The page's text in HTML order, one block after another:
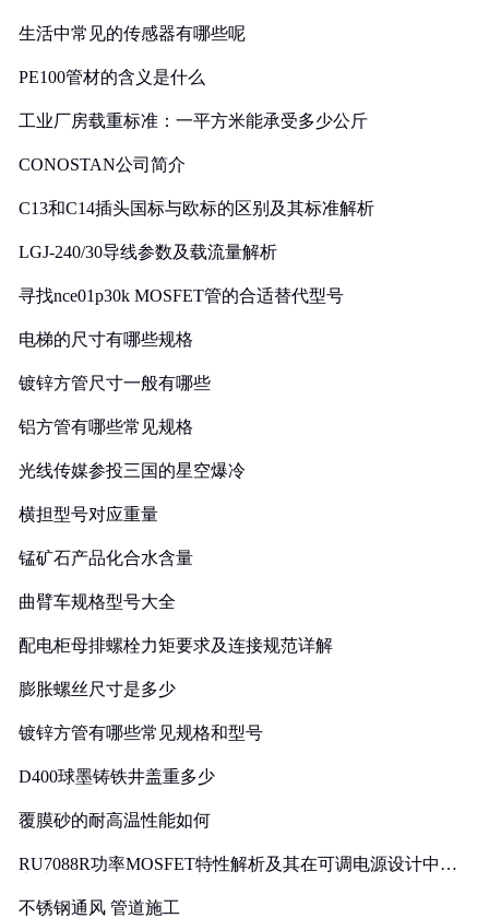
生活中常见的传感器有哪些呢
PE100管材的含义是什么
工业厂房载重标准：一平方米能承受多少公斤
CONOSTAN公司简介
C13和C14插头国标与欧标的区别及其标准解析
LGJ-240/30导线参数及载流量解析
寻找nce01p30k MOSFET管的合适替代型号
电梯的尺寸有哪些规格
镀锌方管尺寸一般有哪些
铝方管有哪些常见规格
光线传媒参投三国的星空爆冷
横担型号对应重量
锰矿石产品化合水含量
曲臂车规格型号大全
配电柜母排螺栓力矩要求及连接规范详解
膨胀螺丝尺寸是多少
镀锌方管有哪些常见规格和型号
D400球墨铸铁井盖重多少
覆膜砂的耐高温性能如何
RU7088R功率MOSFET特性解析及其在可调电源设计中的
不锈钢通风 管道施工